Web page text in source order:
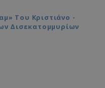
Του Κριστιάνο -
Δισεκατομμυρίων